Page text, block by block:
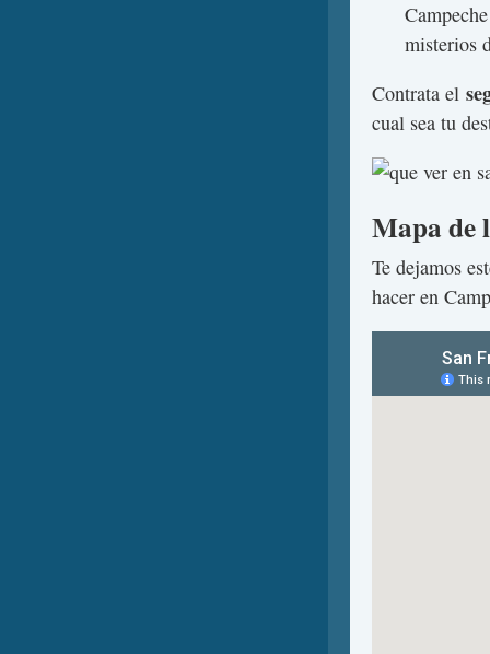
misterios
Contrata el
cual sea tu
Mapa de
Te dejamos
hacer en